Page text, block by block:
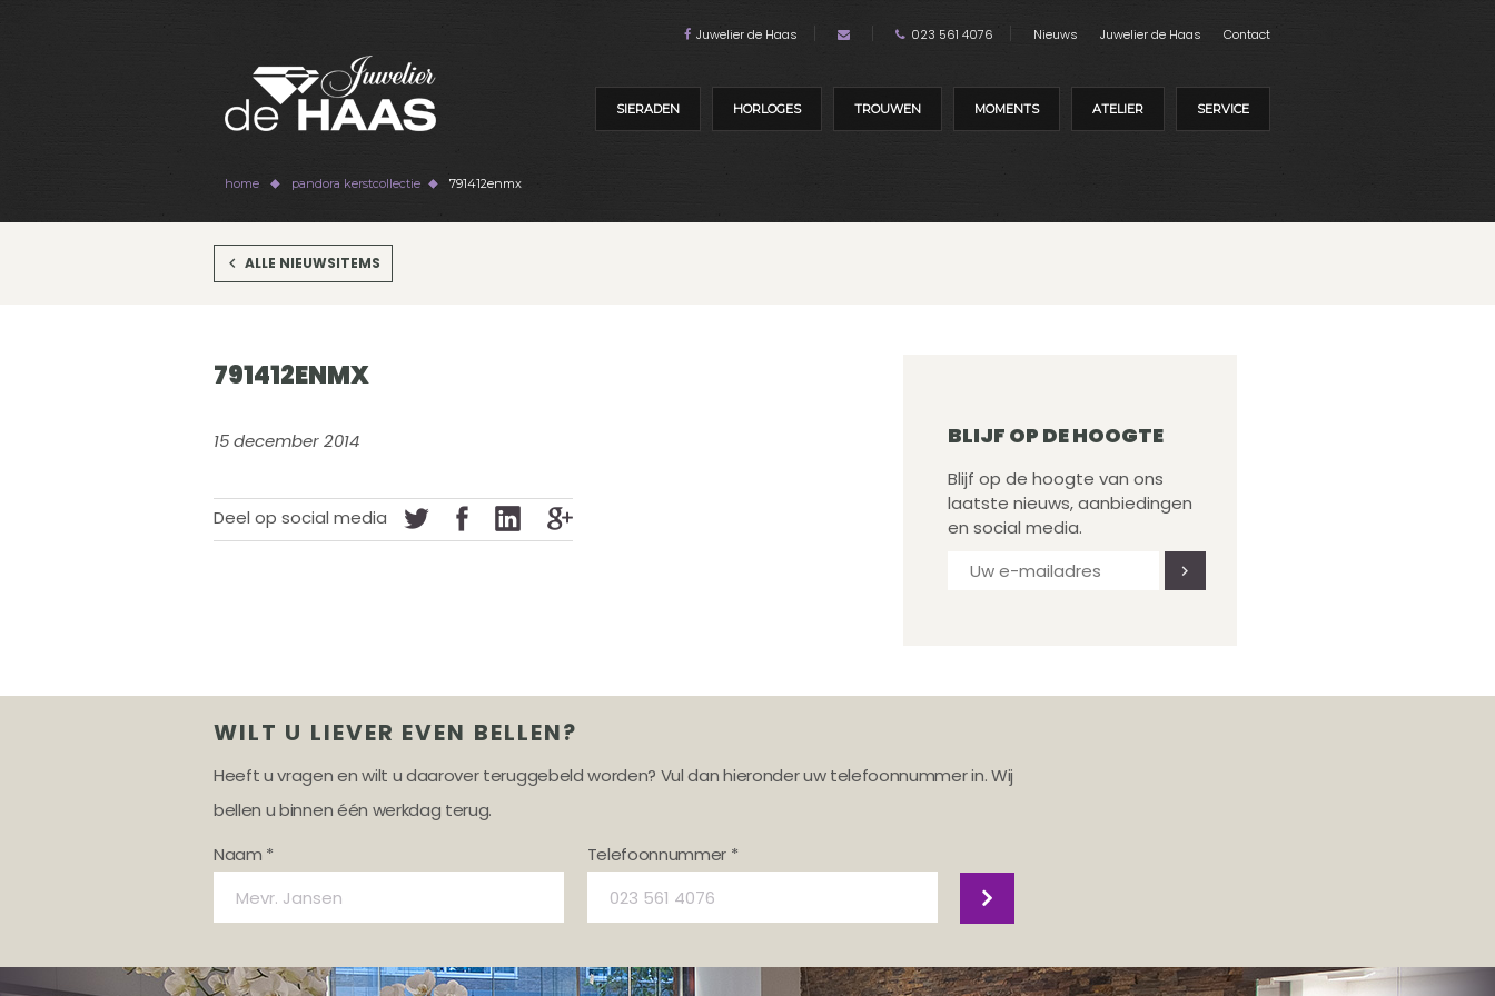
Juwelier de Haas 023 561 4076 Nieuws Juwelier de Haas Contact
SIERADEN HORLOGES TROUWEN MOMENTS ATELIER SERVICE
home pandora kerstcollectie 791412enmx
ALLE NIEUWSITEMS
791412ENMX
15 december 2014
Deel op social media
BLIJF OP DE HOOGTE
Blijf op de hoogte van ons
laatste nieuws, aanbiedingen
en social media.
WILT U LIEVER EVEN BELLEN?
Heeft u vragen en wilt u daarover teruggebeld worden? Vul dan hieronder uw telefoonnummer in. Wij
bellen u binnen één werkdag terug.
Naam *
Telefoonnummer *